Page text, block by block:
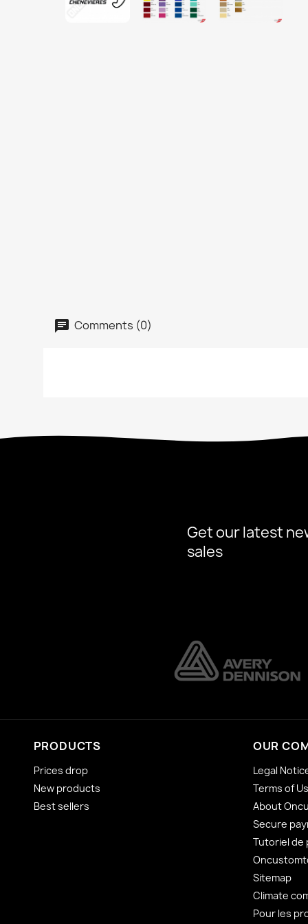
Comments (0)
Get our latest
sales
PRODUCTS
Prices drop
New products
Best sellers
OUR
Legal
Terms of
About
Secure
Tutoriel de
Sitemap
Climate
Pour les